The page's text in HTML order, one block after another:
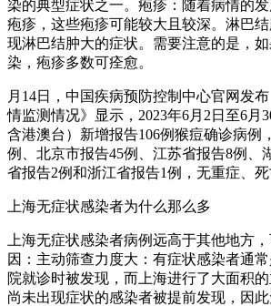
染的典型症状之一。疱疹：随着病情的
疱疹，这些疱疹可能较大且较深。淋巴
现淋巴结肿大的症状。需要注意的是，
染，疱疹多数可痊愈。
月14日，中国疾病预防控制中心官网发
情监测情况》显示，2023年6月2日至6月
含港澳台）新增报告106例猴痘确诊病例
例、北京市报告45例、江苏省报告8例、
省报告2例和浙江省报告1例，无重症、死
上海无症状感染者为什么那么多
上海无症状感染者病例远高于其他地方
因：主动筛查力度大：有症状感染者通
院就诊时被发现，而上海进行了大面积
尚未出现症状的感染者被提前发现，因